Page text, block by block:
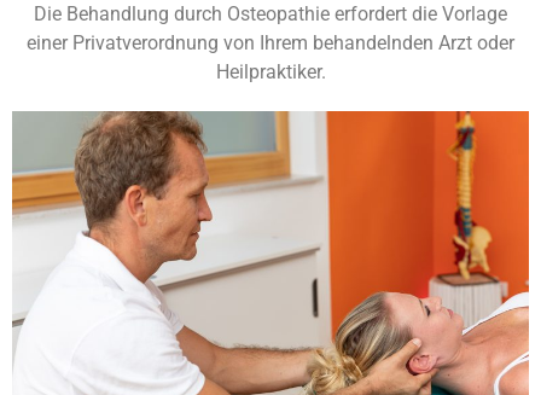
Die Behandlung durch Osteopathie erfordert die Vorlage
einer Privatverordnung von Ihrem behandelnden Arzt oder
Heilpraktiker.